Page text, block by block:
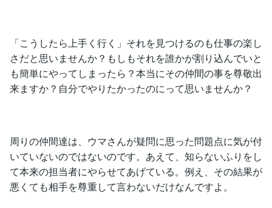
「こうしたら上手く行く」それを見つけるのも仕事の楽し
さだと思いませんか？もしもそれを誰かが割り込んでいと
も簡単にやってしまったら？本当にその仲間の事を尊敬出
来ますか？自分でやりたかったのにって思いませんか？
周りの仲間達は、ウマさんが疑問に思った問題点に気が付
いていないのではないのです。あえて、知らないふりをし
て本来の担当者にやらせてあげている。例え、その結果が
悪くても相手を尊重して言わないだけなんですよ。